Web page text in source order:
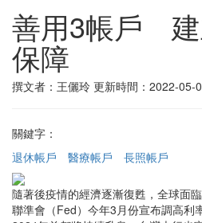
善用3帳戶 建
保障
撰文者：王儷玲 更新時間：2022-05-
關鍵字：
退休帳戶
醫療帳戶 長照帳戶
隨著後疫情的經濟逐漸復甦，全球面
聯準會（Fed）今年3月份宣布調高利